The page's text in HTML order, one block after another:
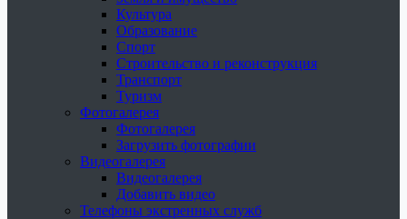
Культура
Образование
Спорт
Строительство и реконструкция
Транспорт
Туризм
Фотогалерея
Фотогалерея
Загрузить фотографии
Видеогалерея
Видеогалерея
Добавить видео
Телефоны экстренных служб